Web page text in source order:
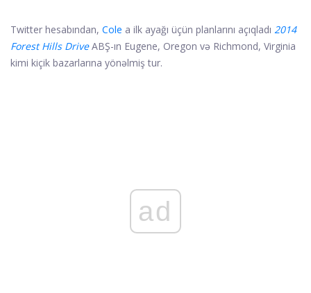
Twitter hesabından, Cole a ilk ayağı üçün planlarını açıqladı 2014
Forest Hills Drive ABŞ-ın Eugene, Oregon və Richmond, Virginia
kimi kiçik bazarlarına yönəlmiş tur.
ad